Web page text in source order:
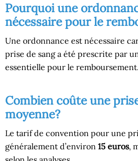
Pourquoi une
nécessaire pour le
Une ordonnance est nécessaire
prise de sang a été prescrite par
essentielle pour le remboursement.
Combien coûte une
moyenne?
Le tarif de convention pour une
généralement d’environ 15 euros,